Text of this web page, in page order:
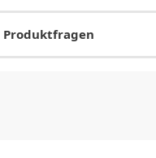
Produktfragen